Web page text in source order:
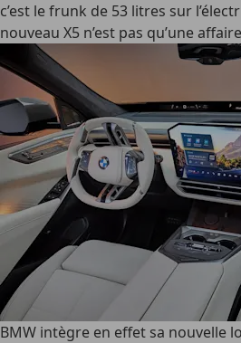
c’est le frunk de 53 litres sur
nouveau X5 n’est pas qu’une
BMW intègre en effet sa nouvelle